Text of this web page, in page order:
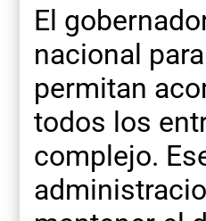
El
nacional
permitan
todos los
complejo.